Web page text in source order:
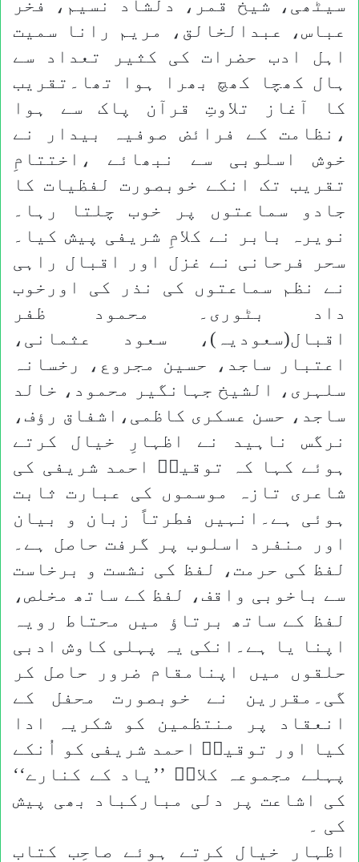
سیٹھی، شیخ قمر، دلشاد نسیم، فخر
عباس، عبدالخالق، مریم رانا سمیت
اہل ادب حضرات کی کثیر تعداد سے
ہال کھچا کھچ بھرا ہوا تھا۔تقریب
کا آغاز تلاوتِ قرآن پاک سے ہوا
،نظامت کے فرائض صوفیہ بیدار نے
خوش اسلوبی سے نبھائے ،اختتامِ
تقریب تک انکے خوبصورت لفظیات کا
جادو سماعتوں پر خوب چلتا رہا۔
نویرہ بابر نے کلامِ شریفی پیش کیا۔
سحر فرحانی نے غزل اور اقبال راہی
نے نظم سماعتوں کی نذر کی اورخوب
داد بٹوری۔ محمود ظفر
اقبال(سعودیہ)، سعود عثمانی،
اعتبار ساجد، حسین مجروع، رخسانہ
سلہری، الشیخ جہانگیر محمود، خالد
ساجد، حسن عسکری کاظمی،اشفاق رؤف،
نرگس ناہید نے اظہارِ خیال کرتے
ہوئے کہا کہ توقیرؔ احمد شریفی کی
شاعری تازہ موسموں کی عبارت ثابت
ہوئی ہے۔انہیں فطرتاً زبان و بیان
اور منفرد اسلوب پر گرفت حاصل ہے۔
لفظ کی حرمت، لفظ کی نشست و برخاست
سے باخوبی واقف، لفظ کے ساتھ مخلص،
لفظ کے ساتھ برتاؤ میں محتاط رویہ
اپنا یا ہے۔انکی یہ پہلی کاوش ادبی
حلقوں میں اپنامقام ضرور حاصل کر
گی۔مقررین نے خوبصورت محفل کے
انعقاد پر منتظمین کو شکریہ ادا
کیا اور توقیرؔ احمد شریفی کو اُنکے
پہلے مجموعہ کلامؔ ’’یاد کے کنارے‘‘
کی اشاعت پر دلی مبارکباد بھی پیش
کی ۔
اظہار خیال کرتے ہوئے صاحِب کتاب